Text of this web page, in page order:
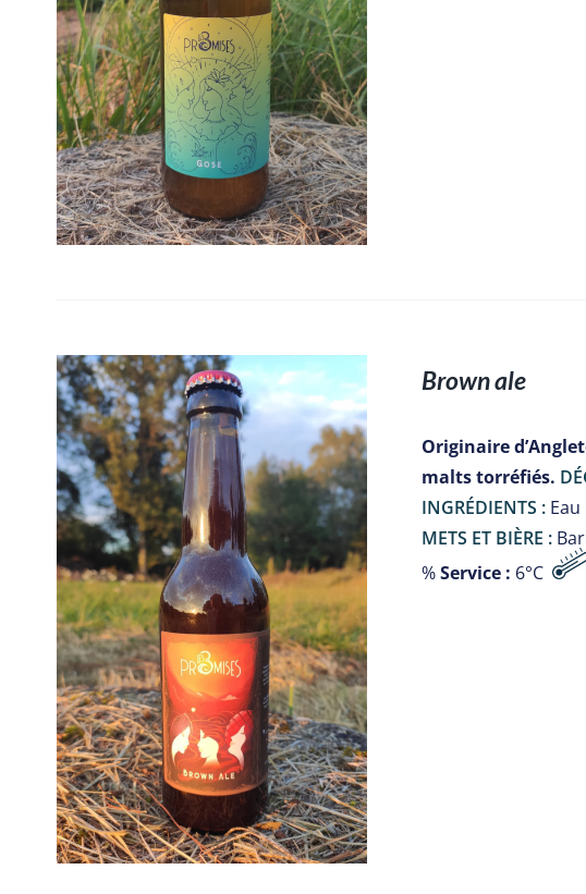
Brown ale
Originaire
malts torréfiés.
INGRÉDIENTS :Eau
METS ET BIÈRE :
%Service : 6°C